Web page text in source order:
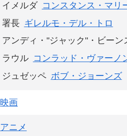
イメルダ コンスタンス・マリ
署長 ギレルモ・デル・トロ
アンディ・"ジャック"・ビーン
ラウル コンラッド・ヴァーノ
ジュゼッペ ボブ・ジョーンズ
映画
アニメ